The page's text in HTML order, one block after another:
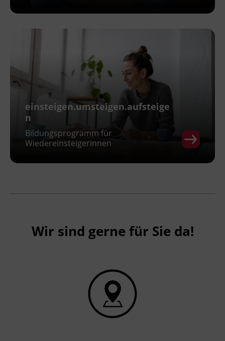
einsteigen.umsteigen.aufsteige
n
Bildungsprogramm für
Wiedereinsteigerinnen
Wir sind gerne für Sie da!